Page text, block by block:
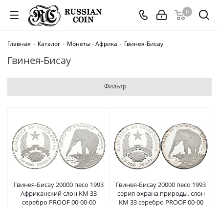
0
Главная - Каталог - Монеты - Африка - Гвинея-Бисау
Гвинея-Бисау
Фильтр
Гвинея-Бисау 20000 песо 1993
Африканский слон KM 33
серебро PROOF 00-00-00
Гвинея-Бисау 20000 песо 1993
серия охрана природы, слон
KM 33 серебро PROOF 00-00